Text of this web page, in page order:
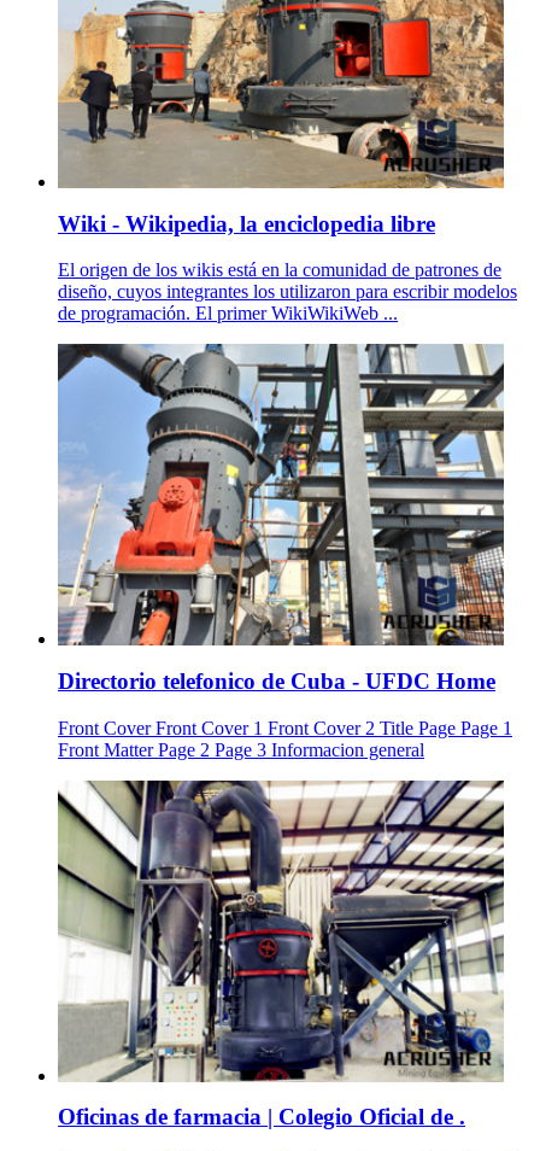
Wiki - Wikipedia, la enciclopedia libre
El origen de los wikis está en la comunidad de patrones de
diseño, cuyos integrantes los utilizaron para escribir modelos
de programación. El primer WikiWikiWeb ...
Directorio telefonico de Cuba - UFDC Home
Front Cover Front Cover 1 Front Cover 2 Title Page Page 1
Front Matter Page 2 Page 3 Informacion general
Oficinas de farmacia | Colegio Oficial de .